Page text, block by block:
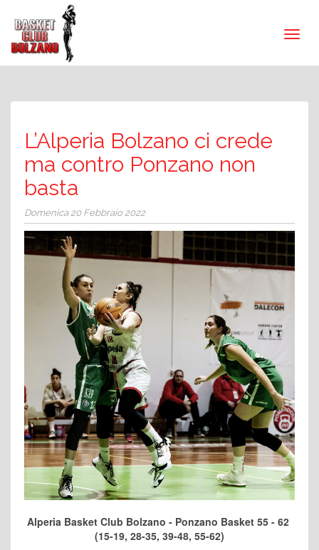
L’Alperia Bolzano ci crede
ma contro Ponzano non
basta
Domenica 20 Febbraio 2022
Alperia Basket Club Bolzano - Ponzano Basket 55 - 62
(15-19, 28-35, 39-48, 55-62)